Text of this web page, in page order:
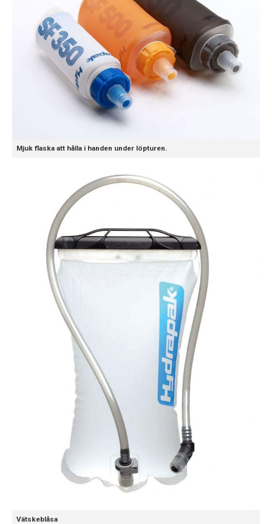
Mjuk flaska att hålla i handen under löpturen.
Vätskeblåsa